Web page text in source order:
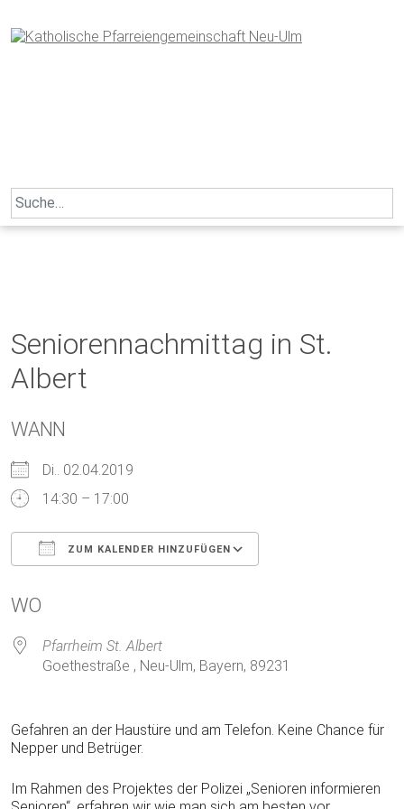
to
content
Search
for:
Seniorennachmittag in St.
Albert
WANN
Di.. 02.04.2019
14:30 – 17:00
ZUM KALENDER HINZUFÜGEN
WO
Pfarrheim St. Albert
Goethestraße , Neu-Ulm, Bayern, 89231
Gefahren an der Haustüre und am Telefon. Keine Chance für
Nepper und Betrüger.
Im Rahmen des Projektes der Polizei „Senioren informieren